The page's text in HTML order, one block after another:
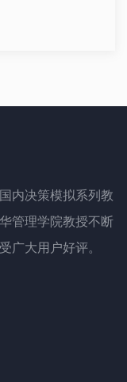
内决策模拟系列教
管理学院教授不断
广大用户好评。